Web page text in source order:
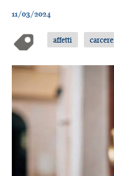
11/03/2024
affetti carcere